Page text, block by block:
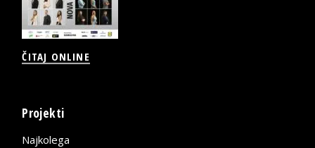
ČITAJ ONLINE
Projekti
Najkolega